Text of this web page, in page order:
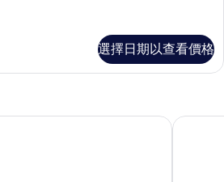
選擇日期以查看價格
上海溢